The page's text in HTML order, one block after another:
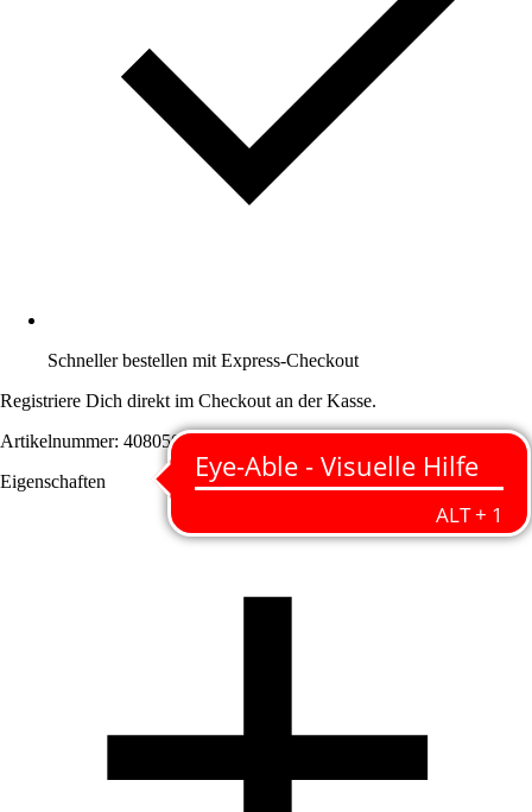
Schneller bestellen mit Express-Checkout
Registriere Dich direkt im Checkout an der Kasse.
Artikelnummer: 4080501
Eigenschaften